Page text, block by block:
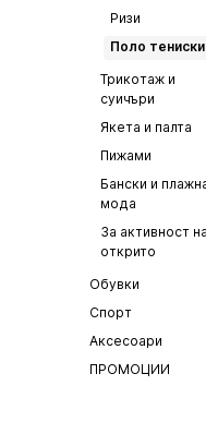
Ризи
Поло тениски
Трикотаж и
суичъри
Якета и палта
Пижами
Бански и
мода
За активност на
открито
Обувки
Спорт
Аксесоари
ПРОМОЦИИ